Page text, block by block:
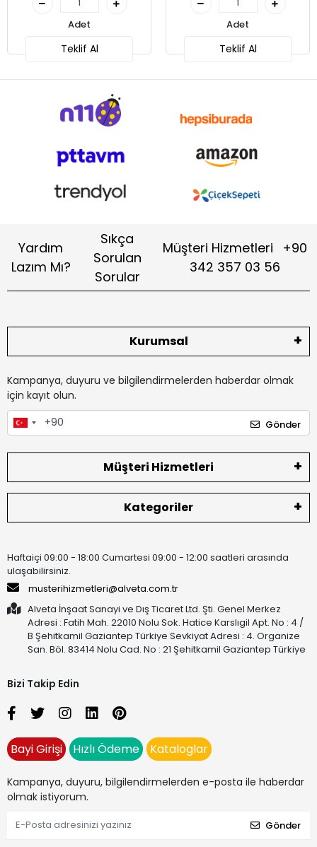
Adet
Teklif Al
Adet
Teklif Al
Yardım
Lazım Mı?
Sıkça
Sorulan
Sorular
Müşteri Hizmetleri
+90
342 357 03 56
Kurumsal
Kampanya, duyuru ve bilgilendirmelerden haberdar olmak
için kayıt olun.
Gönder
Müşteri Hizmetleri
Kategoriler
Haftaiçi 09:00 - 18:00 Cumartesi 09:00 - 12:00 saatleri arasında
ulaşabilirsiniz.
musterihizmetleri@alveta.com.tr
Alveta İnşaat Sanayi ve Dış Ticaret Ltd. Şti. Genel Merkez
Adresi : Fatih Mah. 22010 Nolu Sok. Hatice Karslıgil Apt. No : 4 /
B Şehitkamil Gaziantep Türkiye Sevkiyat Adresi : 4. Organize
San. Böl. 83414 Nolu Cad. No : 21 Şehitkamil Gaziantep Türkiye
Bizi Takip Edin
Bayi Girişi Hızlı Ödeme Kataloglar
Kampanya, duyuru, bilgilendirmelerden e-posta ile haberdar
olmak istiyorum.
Gönder